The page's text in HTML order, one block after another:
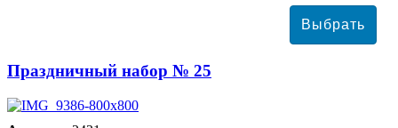
Праздничный набор № 25